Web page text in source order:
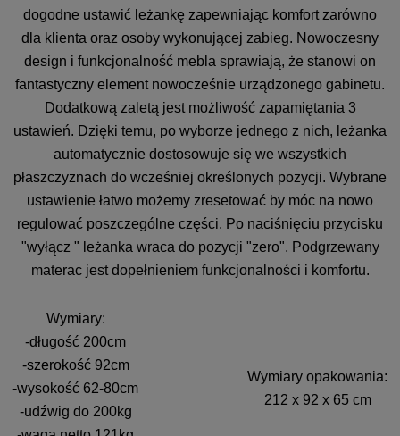
dogodne ustawić leżankę zapewniając komfort zarówno
dla klienta oraz osoby wykonującej zabieg. Nowoczesny
design i funkcjonalność mebla sprawiają, że stanowi on
fantastyczny element nowocześnie urządzonego gabinetu.
Dodatkową zaletą jest możliwość zapamiętania 3
ustawień. Dzięki temu, po wyborze jednego z nich, leżanka
automatycznie dostosowuje się we wszystkich
płaszczyznach do wcześniej określonych pozycji. Wybrane
ustawienie łatwo możemy zresetować by móc na nowo
regulować poszczególne części. Po naciśnięciu przycisku
"wyłącz " leżanka wraca do pozycji "zero". Podgrzewany
materac jest dopełnieniem funkcjonalności i komfortu.
Wymiary:
-długość 200cm
-szerokość 92cm
-wysokość 62-80cm
-udźwig do 200kg
Wymiary opakowania:
212 x 92 x 65 cm